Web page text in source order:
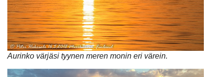
Aurinko värjäsi tyynen meren monin eri värein.